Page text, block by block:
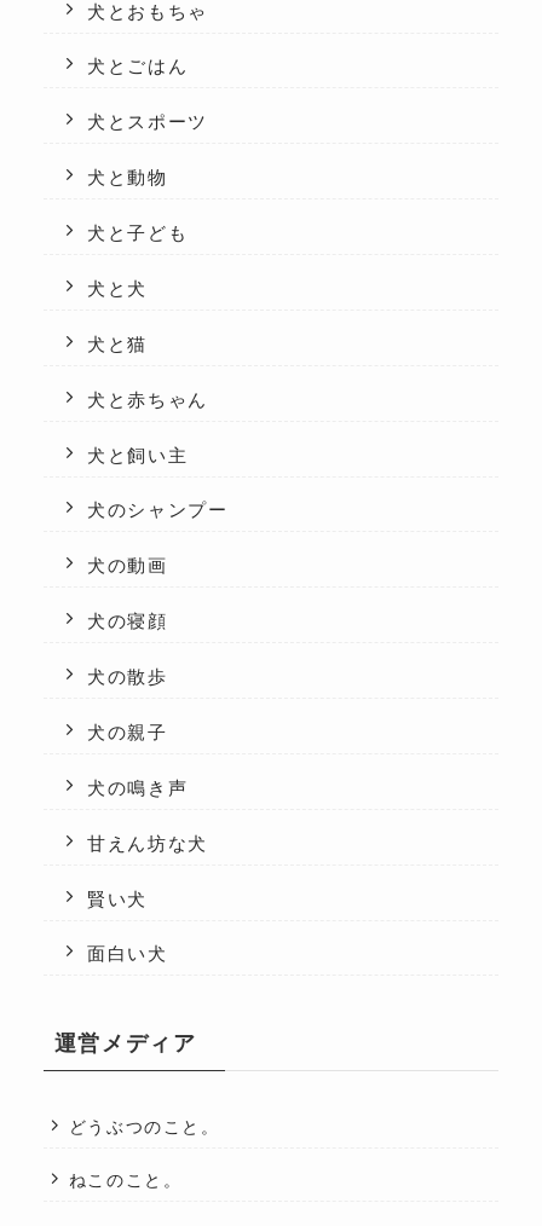
犬とおもちゃ
犬とごはん
犬とスポーツ
犬と動物
犬と子ども
犬と犬
犬と猫
犬と赤ちゃん
犬と飼い主
犬のシャンプー
犬の動画
犬の寝顔
犬の散歩
犬の親子
犬の鳴き声
甘えん坊な犬
賢い犬
面白い犬
運営メディア
どうぶつのこと。
ねこのこと。